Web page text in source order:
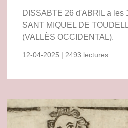
DISSABTE 26 d'ABRIL a les
SANT MIQUEL DE
(VALLÈS OCCIDENTAL).
12-04-2025 | 2493 lectures